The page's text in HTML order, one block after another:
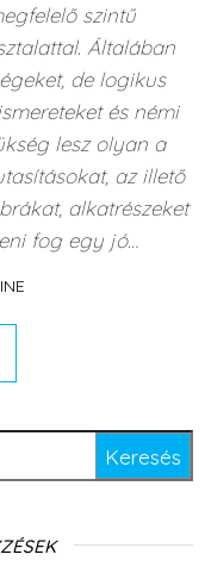
szintű
Általában
de logikus
és némi
lesz olyan a
az illető
alkatrészeket
fog egy jó…